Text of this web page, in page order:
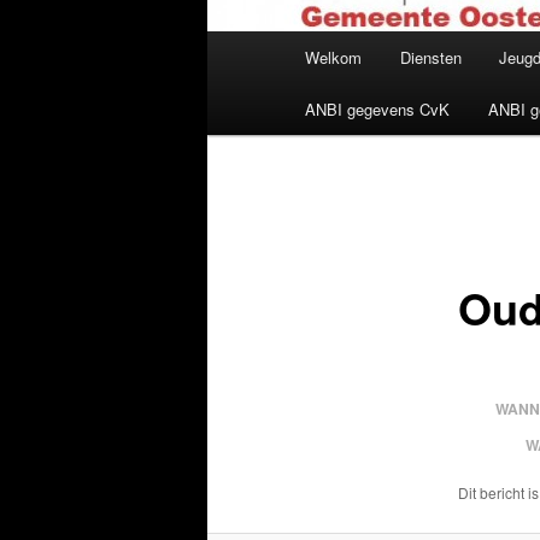
Welkom Diensten
ANBI gegevens CvK ANBI
Dit bericht